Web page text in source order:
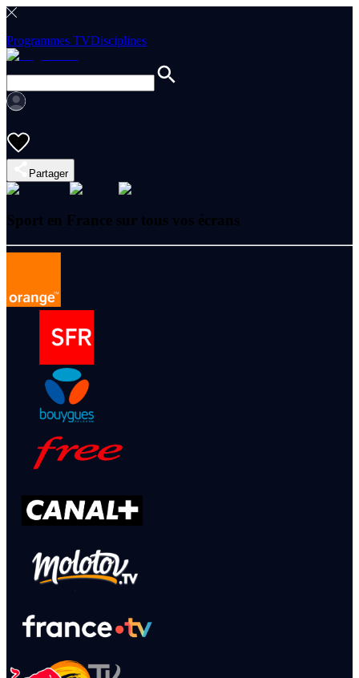
Programmes TVDisciplines
Partager
Sport en France sur tous vos écrans